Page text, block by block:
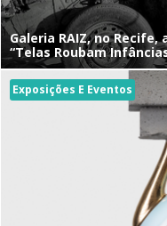
Galeria RAIZ, no
“Telas Roubam
Exposições E Eventos